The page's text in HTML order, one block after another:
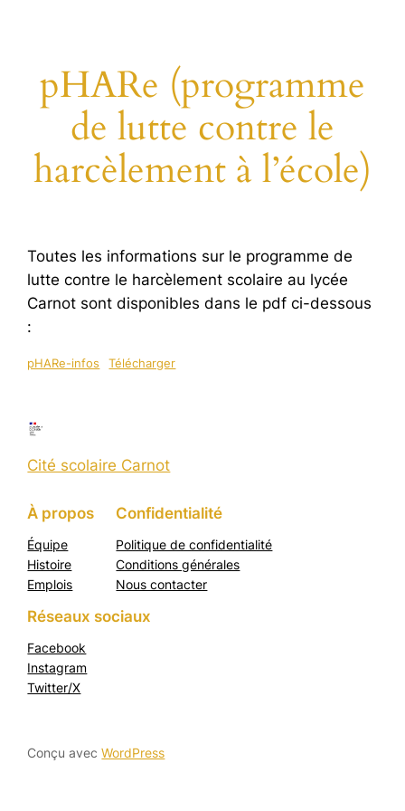
pHARe (programme
de lutte contre le
harcèlement à l’école)
Toutes les informations sur le programme de
lutte contre le harcèlement scolaire au lycée
Carnot sont disponibles dans le pdf ci-dessous
:
pHARe-infos Télécharger
Cité scolaire Carnot
À propos
Équipe
Histoire
Emplois
Confidentialité
Politique de confidentialité
Conditions générales
Nous contacter
Réseaux sociaux
Facebook
Instagram
Twitter/X
Conçu avecWordPress